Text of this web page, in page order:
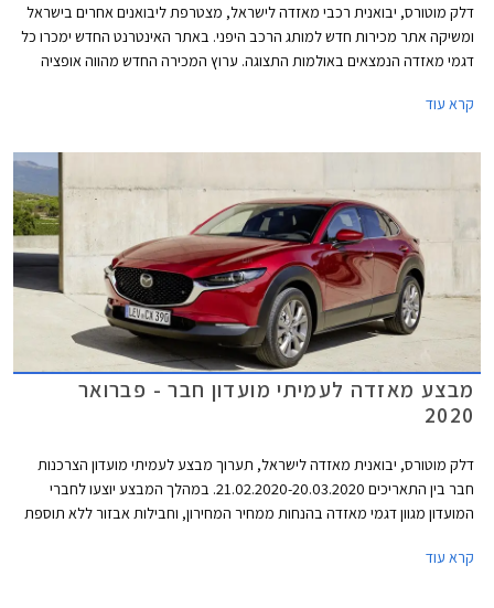
דלק מוטורס, יבואנית רכבי מאזדה לישראל, מצטרפת ליבואנים אחרים בישראל
ומשיקה אתר מכירות חדש למותג הרכב היפני. באתר האינטרנט החדש ימכרו כל
דגמי מאזדה הנמצאים באולמות התצוגה. ערוץ המכירה החדש מהווה אופציה
הלקוחות אשר יבחרו ברכישה דרך האתר יהנו מתהליך מכירה מהיר ופשוט,
קרא עוד
מבצע מאזדה לעמיתי מועדון חבר - פברואר
2020
דלק מוטורס, יבואנית מאזדה לישראל, תערוך מבצע לעמיתי מועדון הצרכנות
חבר בין התאריכים 21.02.2020-20.03.2020. במהלך המבצע יוצעו לחברי
המועדון מגוון דגמי מאזדה בהנחות ממחיר המחירון, וחבילות אבזור ללא תוספת
ליס. המבצע יתקיים בכל אולמות התצוגה של מאזדה ברחבי הארץ.
קרא עוד